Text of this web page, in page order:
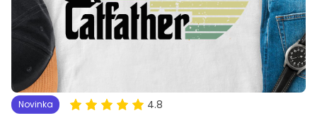
Novinka 4.8